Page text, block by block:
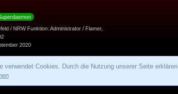
/ NRW Funktion: Administrator / Flamer
2020
verwendet Cookies. Durch die Nutzung unserer Seite